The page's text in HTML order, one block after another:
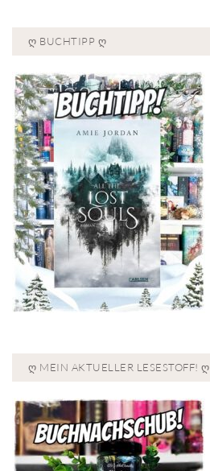
Ღ BUCHTIPP Ღ
Ღ MEIN AKTUELLER LESESTOFF! Ღ